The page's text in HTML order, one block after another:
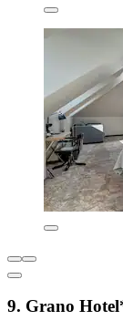
9. Grano